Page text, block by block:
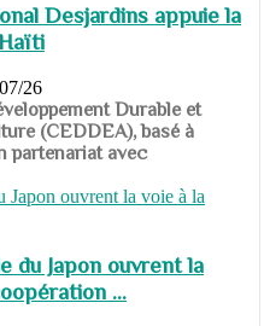
Desjardins appuie la
26
Durable et
(CEDDEA), basé à
partenariat avec
du Japon ouvrent la
...